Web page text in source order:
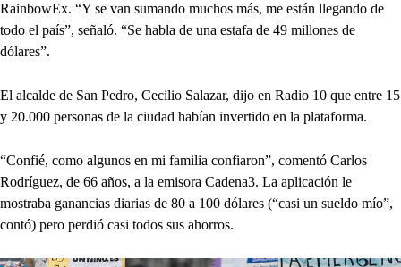
RainbowEx. “Y se van sumando muchos más, me están llegando de
todo el país”, señaló. “Se habla de una estafa de 49 millones de
dólares”.
El alcalde de San Pedro, Cecilio Salazar, dijo en Radio 10 que entre 15
y 20.000 personas de la ciudad habían invertido en la plataforma.
“Confié, como algunos en mi familia confiaron”, comentó Carlos
Rodríguez, de 66 años, a la emisora Cadena3. La aplicación le
mostraba ganancias diarias de 80 a 100 dólares (“casi un sueldo mío”,
contó) pero perdió casi todos sus ahorros.